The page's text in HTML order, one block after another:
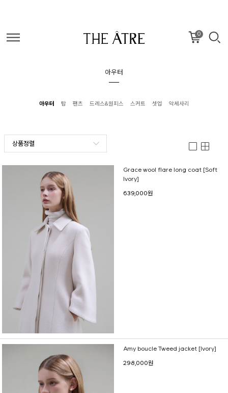
0
아우터
아우터 탑 팬츠 드레스&원피스 스커트 셋업 악세사리
상품정렬
Grace wool flare long coat [Soft
Ivory]
639,000원
Amy boucle Tweed jacket [Ivory]
298,000원